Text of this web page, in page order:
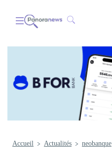
Accueil Actualités neobanque